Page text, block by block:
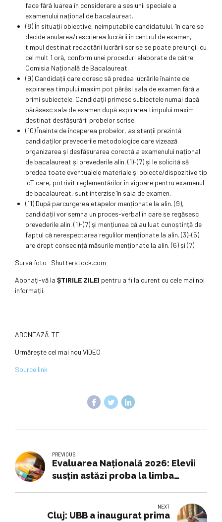
face fără luarea în considerare a sesiunii speciale a
examenului național de bacalaureat.
(8) În situații obiective, neimputabile candidatului, în care se
decide anularea/rescrierea lucrării în centrul de examen,
timpul destinat redactării lucrării scrise se poate prelungi, cu
cel mult 1 oră, conform unei proceduri elaborate de către
Comisia Națională de Bacalaureat.
(9) Candidații care doresc să predea lucrările înainte de
expirarea timpului maxim pot părăsi sala de examen fără a
primi subiectele. Candidații primesc subiectele numai dacă
părăsesc sala de examen după expirarea timpului maxim
destinat desfășurării probelor scrise.
(10) Înainte de începerea probelor, asistenții prezintă
candidaților prevederile metodologice care vizează
organizarea și desfășurarea corectă a examenului național
de bacalaureat și prevederile alin. (1)-(7) și le solicită să
predea toate eventualele materiale și obiecte/dispozitive tip
IoT care, potrivit reglementărilor în vigoare pentru examenul
de bacalaureat, sunt interzise în sala de examen.
(11) După parcurgerea etapelor menționate la alin. (9),
candidații vor semna un proces-verbal în care se regăsesc
prevederile alin. (1)-(7) și mențiunea că au luat cunoștință de
faptul că nerespectarea regulilor menționate la alin. (3)-(5)
are drept consecință măsurile menționate la alin. (6) și (7).
Sursă foto -Shutterstock.com
Abonați-vă la ȘTIRILE ZILEI pentru a fi la curent cu cele mai noi
informații.
ABONEAZĂ-TE
Urmărește cel mai nou VIDEO
Source link
PREVIOUS
Evaluarea Națională 2026: Elevii
susțin astăzi proba la limba
NEXT
Cluj: UBB a inaugurat prima